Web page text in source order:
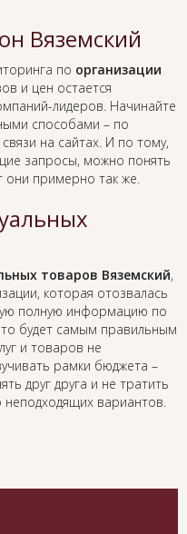
Вяземский
по организации
и цен остается
лидеров. Начинайте
способами – по
на сайтах. И по тому,
запросы, можно понять
примерно так же.
товаров Вяземский,
которая отозвалась
полную информацию по
будет самым правильным
и товаров не
рамки бюджета –
друг друга и не тратить
вариантов.